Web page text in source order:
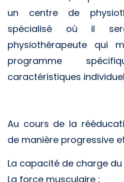
un centre de
spécialisé où il
physiothérapeute qui
programme
caractéristiques
Au cours de la
de manière progressive
La capacité de charge du
La force musculaire ;